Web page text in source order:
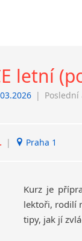
letní
|
| Praha 1
Kurz je
lektoři, rodilí